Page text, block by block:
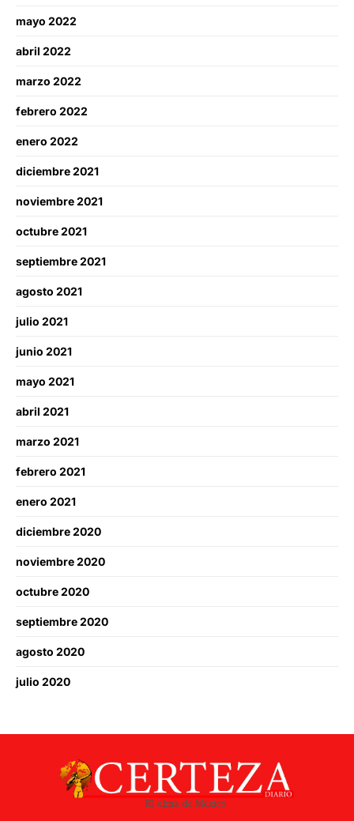
mayo 2022
abril 2022
marzo 2022
febrero 2022
enero 2022
diciembre 2021
noviembre 2021
octubre 2021
septiembre 2021
agosto 2021
julio 2021
junio 2021
mayo 2021
abril 2021
marzo 2021
febrero 2021
enero 2021
diciembre 2020
noviembre 2020
octubre 2020
septiembre 2020
agosto 2020
julio 2020